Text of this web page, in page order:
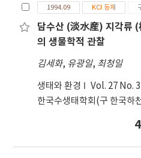
1994.09 KCI 등재
담수산 (淡水産) 지각
의 생물학적 관찰
김세화, 유광일, 최청일
생태와 환경 Vol. 27 No. 3
한국수생태학회(구 한국하